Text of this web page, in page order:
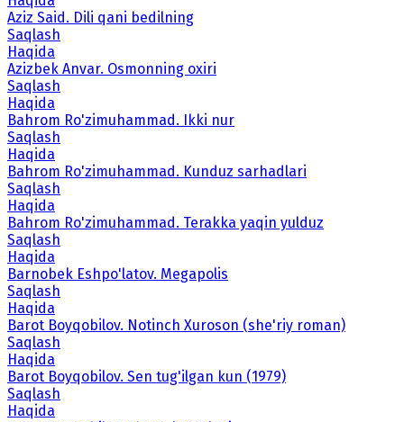
Aziz Said. Dili qani bedilning
Saqlash
Haqida
Azizbek Anvar. Osmonning oxiri
Saqlash
Haqida
Bahrom Ro'zimuhammad. Ikki nur
Saqlash
Haqida
Bahrom Ro'zimuhammad. Kunduz sarhadlari
Saqlash
Haqida
Bahrom Ro'zimuhammad. Terakka yaqin yulduz
Saqlash
Haqida
Barnobek Eshpo'latov. Megapolis
Saqlash
Haqida
Barot Boyqobilov. Notinch Xuroson (she'riy roman)
Saqlash
Haqida
Barot Boyqobilov. Sen tug'ilgan kun (1979)
Saqlash
Haqida